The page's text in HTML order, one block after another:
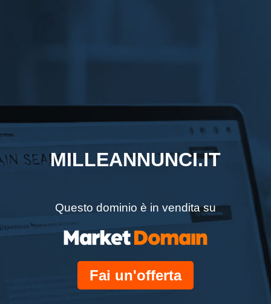
MILLEANNUNCI.IT
Questo dominio è in vendita su
Fai un'offerta